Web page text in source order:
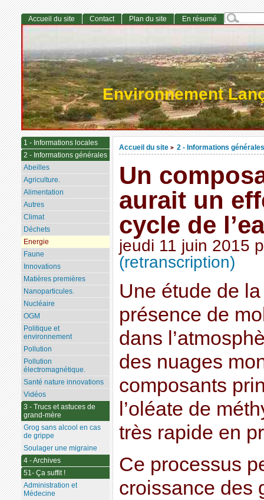
Environnement
Accueil du site > 2 - Informations générales
Un
aurait un
cycle de
jeudi 11 juin 2015
(retranscription)
Une étude de
présence de
dans
des nuages
composants
l’oléate de
très rapide en
Ce processus
croissance des
Accueil du site Contact Plan du site En résumé
1 - Informations locales
2 - Informations générales
Abeilles
Agriculture.
Alimentation
Autres
Climat
Déchets
Energie
Faune
Innovations
Matières premières
Nanoparticules.
Nucléaire
OGM
Politique et
environnement
Pollution
Pollution
électromagnétique.
Santé nature innovations
Vidéos
3 - Trucs et astuces de
grand-mère
Grog sans alcool en cas
de grippe
Soulager une migraine
4 - Archives
51- Ça suffit !
Administration et
Médecine